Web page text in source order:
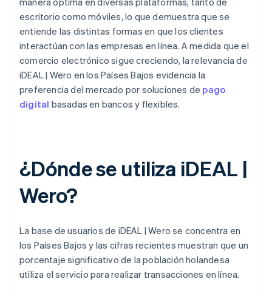
escritorio como móviles, lo que demuestra que se
entiende las distintas formas en que los clientes
interactúan con las empresas en línea. A medida que el
comercio electrónico sigue creciendo, la relevancia de
iDEAL | Wero en los Países Bajos evidencia la
preferencia del mercado por soluciones de pago
digital basadas en bancos y flexibles.
¿Dónde se utiliza iDEAL |
Wero?
La base de usuarios de iDEAL | Wero se concentra en
los Países Bajos y las cifras recientes muestran que un
porcentaje significativo de la población holandesa
utiliza el servicio para realizar transacciones en línea.